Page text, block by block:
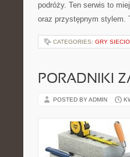
podróży. Ten serwis to
oraz przystępnym stylem.
CATEGORIES: GRY
PORADNIKI
POSTED BY ADMIN